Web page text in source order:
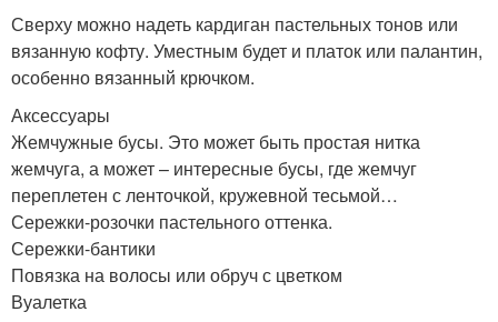
Сверху можно надеть кардиган пастельных тонов или
вязанную кофту. Уместным будет и платок или палантин,
особенно вязанный крючком.
Аксессуары
Жемчужные бусы. Это может быть простая нитка
жемчуга, а может – интересные бусы, где жемчуг
переплетен с ленточкой, кружевной тесьмой…
Сережки-розочки пастельного оттенка.
Сережки-бантики
Повязка на волосы или обруч с цветком
Вуалетка